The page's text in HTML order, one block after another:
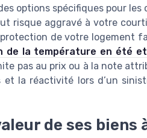
options spécifiques pour
risque aggravé à votre
de votre logement
de la température en été
pas au prix ou à la note
la réactivité lors d’un
de ses biens